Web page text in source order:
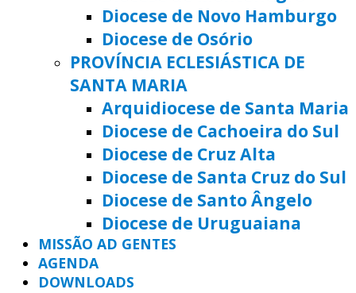
Diocese de Novo Hamburgo
Diocese de Osório
PROVÍNCIA ECLESIÁSTICA DE
SANTA MARIA
Arquidiocese de Santa Maria
Diocese de Cachoeira do Sul
Diocese de Cruz Alta
Diocese de Santa Cruz do Sul
Diocese de Santo Ângelo
Diocese de Uruguaiana
MISSÃO AD GENTES
AGENDA
DOWNLOADS